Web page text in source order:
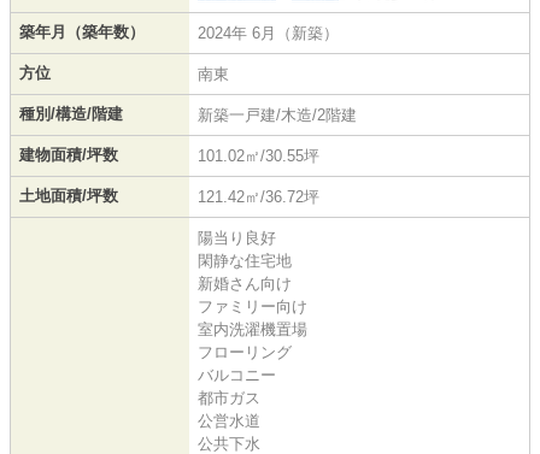
築年月（築年数） 2024年 6月（新築）
方位 南東
種別/構造/階建 新築一戸建/木造/2階建
建物面積/坪数 101.02㎡/30.55坪
土地面積/坪数 121.42㎡/36.72坪
陽当り良好
閑静な住宅地
新婚さん向け
ファミリー向け
室内洗濯機置場
フローリング
バルコニー
都市ガス
公営水道
公共下水